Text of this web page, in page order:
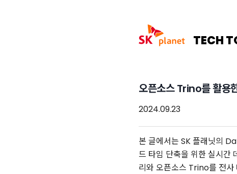
TECH
오픈소스 Trino를 활용
2024.09.23
본 글에서는 SK 플래닛의
드 타임 단축을 위한 실시간
리와 오픈소스 Trino를 전사